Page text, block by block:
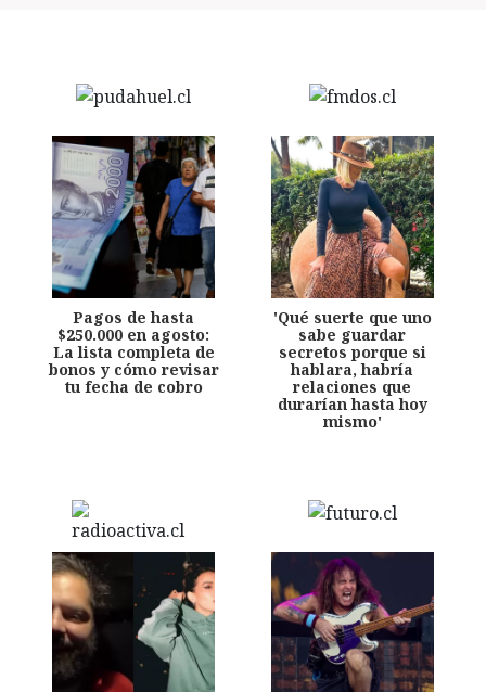
Pagos de hasta
$250.000 en agosto:
La lista completa de
bonos y cómo revisar
tu fecha de cobro
'Qué suerte que uno
sabe guardar
secretos porque si
hablara, habría
relaciones que
durarían hasta hoy
mismo'